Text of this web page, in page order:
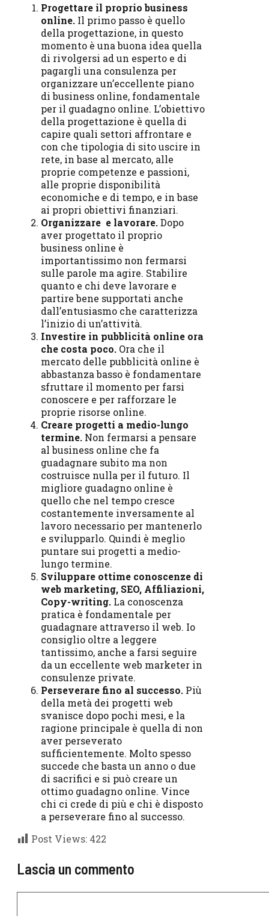
Progettare il proprio business
online. Il primo passo è quello
della progettazione, in questo
momento è una buona idea quella
di rivolgersi ad un esperto e di
pagargli una consulenza per
organizzare un’eccellente piano
di business online, fondamentale
per il guadagno online. L’obiettivo
della progettazione è quella di
capire quali settori affrontare e
con che tipologia di sito uscire in
rete, in base al mercato, alle
proprie competenze e passioni,
alle proprie disponibilità
economiche e di tempo, e in base
ai propri obiettivi finanziari.
Organizzare e lavorare.Dopo
aver progettato il proprio
business online è
importantissimo non fermarsi
sulle parole ma agire. Stabilire
quanto e chi deve lavorare e
partire bene supportati anche
dall’entusiasmo che caratterizza
l’inizio di un’attività.
Investire in pubblicità online ora
che costa poco. Ora che il
mercato delle pubblicità online è
abbastanza basso è fondamentare
sfruttare il momento per farsi
conoscere e per rafforzare le
proprie risorse online.
Creare progetti a medio-lungo
termine. Non fermarsi a pensare
al business online che fa
guadagnare subito ma non
costruisce nulla per il futuro. Il
migliore guadagno online è
quello che nel tempo cresce
costantemente inversamente al
lavoro necessario per mantenerlo
e svilupparlo. Quindi è meglio
puntare sui progetti a medio-
lungo termine.
Sviluppare ottime conoscenze di
web marketing, SEO, Affiliazioni,
Copy-writing. La conoscenza
pratica è fondamentale per
guadagnare attraverso il web. Io
consiglio oltre a leggere
tantissimo, anche a farsi seguire
da un eccellente web marketer in
consulenze private.
Perseverare fino al successo. Più
della metà dei progetti web
svanisce dopo pochi mesi, e la
ragione principale è quella di non
aver perseverato
sufficientemente. Molto spesso
succede che basta un anno o due
di sacrifici e si può creare un
ottimo guadagno online. Vince
chi ci crede di più e chi è disposto
a perseverare fino al successo.
Post Views: 422
Lascia un commento